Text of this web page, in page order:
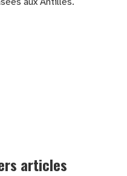
articles